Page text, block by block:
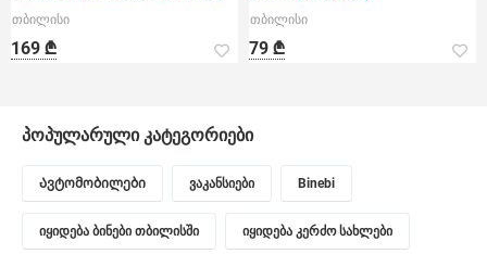
თბილისი
169 ₾
თბილისი
79 ₾
პოპულარული კატეგორიები
Ავტომობილები ვაკანსიები Binebi
იყიდება ბინები თბილისში იყიდება კერძო სახლები